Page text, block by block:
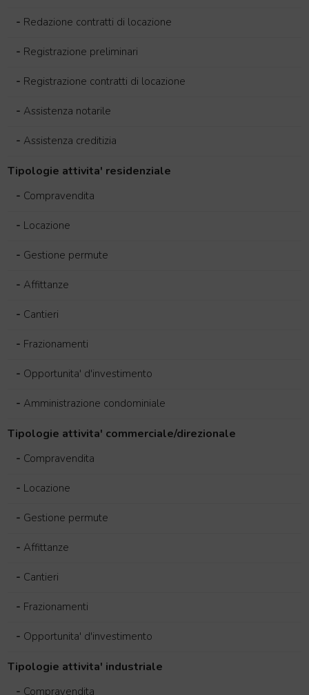
- Redazione contratti di locazione
- Registrazione preliminari
- Registrazione contratti di locazione
- Assistenza notarile
- Assistenza creditizia
Tipologie attivita' residenziale
- Compravendita
- Locazione
- Gestione permute
- Affittanze
- Cantieri
- Frazionamenti
- Opportunita' d'investimento
- Amministrazione condominiale
Tipologie attivita' commerciale/direzionale
- Compravendita
- Locazione
- Gestione permute
- Affittanze
- Cantieri
- Frazionamenti
- Opportunita' d'investimento
Tipologie attivita' industriale
- Compravendita